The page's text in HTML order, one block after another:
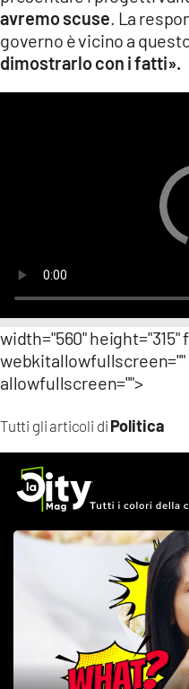
Tutti gli articoli di Politica
avremo scuse . La
governo è vicino a
dimostrarlo con i fatti».
width="560"
allowfullscreen="">